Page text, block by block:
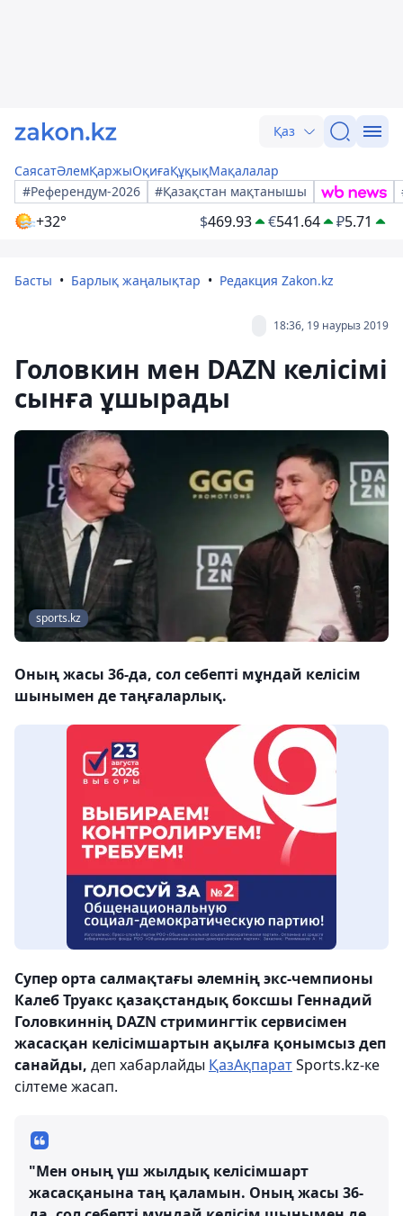
Қаз
СаясатӘлемҚаржыОқиғаҚұқықМақалалар
#Референдум-2026
#Қазақстан мақтанышы
+32° $469.93 €541.64 ₽5.71
Басты Барлық жаңалықтар Редакция Zakon.kz
18:36, 19 наурыз 2019
Головкин мен DAZN келісімі
сынға ұшырады
sports.kz
Оның жасы 36-да, сол себепті мұндай келісім
шынымен де таңғаларлық.
Супер орта салмақтағы әлемнің экс-чемпионы
Калеб Труакс қазақстандық боксшы Геннадий
Головкиннің DAZN стримингтік сервисімен
жасасқан келісімшартын ақылға қонымсыз деп
санайды, деп хабарлайды ҚазАқпаратSports.kz-ке
сілтеме жасап.
"Мен оның үш жылдық келісімшарт
жасасқанына таң қаламын. Оның жасы 36-